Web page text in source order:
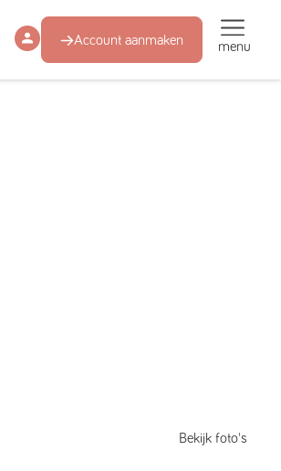
Account aanmaken menu
Bekijk foto's